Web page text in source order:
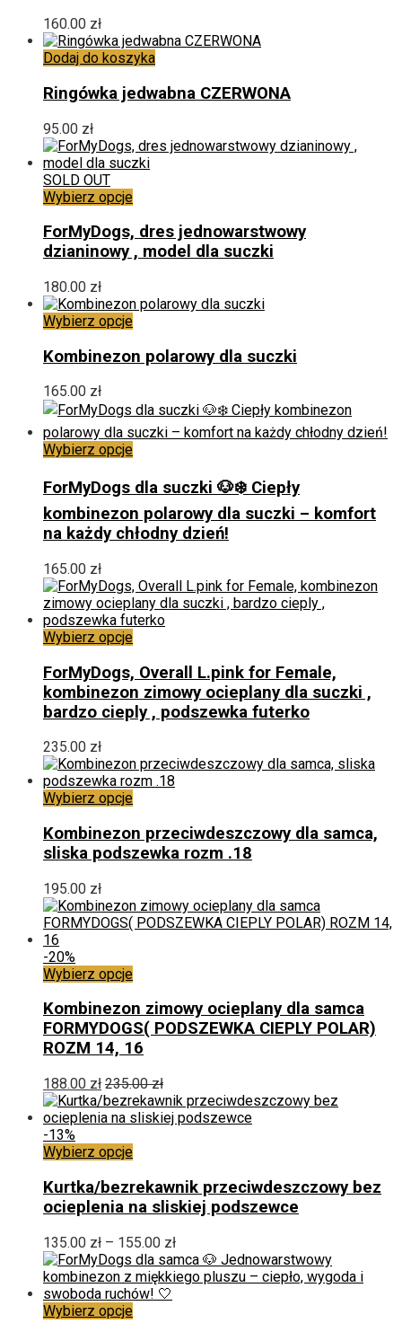
160.00 zł
Dodaj do koszyka
Ringówka jedwabna CZERWONA
95.00 zł
SOLD OUT
Wybierz opcjeTen
ma
wiele
wariantów.
można
wybrać
na
stronie
produktu
ForMyDogs, dres jednowarstwowy
dzianinowy , model dla suczki
180.00 zł
Wybierz opcjeTen
ma
wiele
Opcje
można
wybrać
na
produktu
Kombinezon polarowy dla suczki
165.00 zł
Wybierz opcjeTen
ma
wiele
wariantów.
Opcje
na
stronie
produktu
ForMyDogs dla suczki 🐶❄️ Ciepły
kombinezon polarowy dla suczki – komfort
na każdy chłodny dzień!
165.00 zł
Wybierz opcjeTen
ma
wiele
wariantów.
Opcje
na
stronie
produktu
ForMyDogs, Overall L.pink for Female,
kombinezon zimowy ocieplany dla suczki ,
bardzo cieply , podszewka futerko
235.00 zł
Wybierz opcjeTen
ma
wiele
wariantów.
można
wybrać
na
produktu
Kombinezon przeciwdeszczowy dla samca,
sliska podszewka rozm .18
195.00 zł
-20%
Wybierz opcjeTen
ma
wiele
wariantów.
Opcje
można
wybrać
na
stronie
produktu
Kombinezon zimowy ocieplany dla samca
FORMYDOGS( PODSZEWKA CIEPLY POLAR)
ROZM 14, 16
188.00 zł 235.00zł
-13%
Wybierz opcjeTen
ma
wiele
wariantów.
Opcje
można
wybrać
na
stronie
produktu
Kurtka/bezrekawnik przeciwdeszczowy bez
ocieplenia na sliskiej podszewce
135.00 zł – 155.00 złZakres
cen:
od
Wybierz opcjeTen